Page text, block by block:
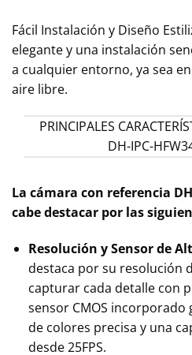
Fácil Instalación y Diseño
elegante y una instalación
a cualquier entorno, ya sea
aire libre.
PRINCIPALES
DH-IPC-
La cámara con referencia
cabe destacar por las
Resolución y Sensor de
destaca por su resolución
capturar cada detalle con
sensor CMOS
de colores precisa y una
desde 25FPS.